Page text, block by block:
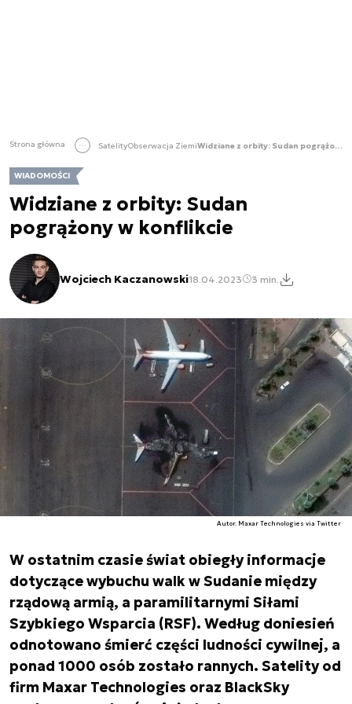
Strona główna SatelityObserwacja Ziemi Widziane z orbity: Sudan pogrążony w konflikcie
WIADOMOŚCI
Widziane z orbity: Sudan
pogrążony w konflikcie
Wojciech Kaczanowski18.04.2023 3 min.
Autor. Maxar Technologies via Twitter
W ostatnim czasie świat obiegły informacje
dotyczące wybuchu walk w Sudanie między
rządową armią, a paramilitarnymi Siłami
Szybkiego Wsparcia (RSF). Według doniesień
odnotowano śmierć części ludności cywilnej, a
ponad 1000 osób zostało rannych. Satelity od
firm Maxar Technologies oraz BlackSky